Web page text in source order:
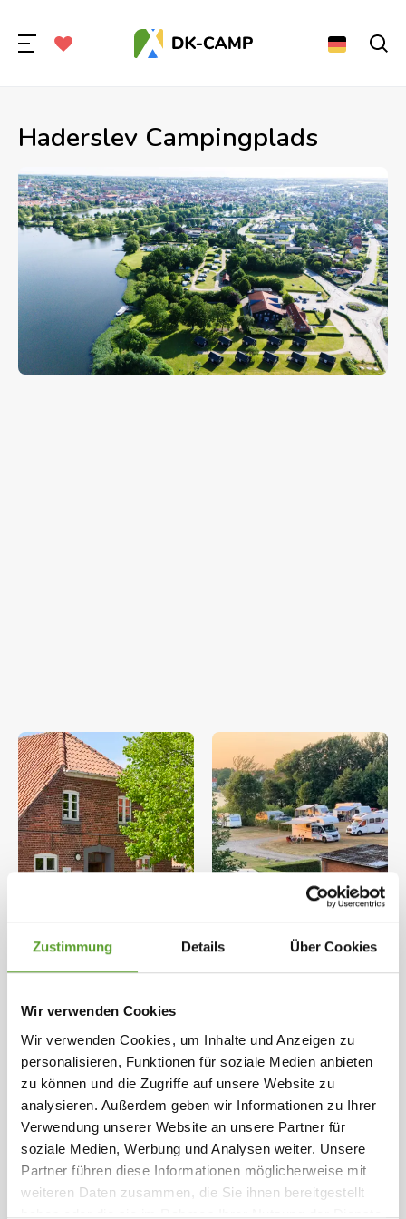
Zustimmung Details Über Cookies
Wir verwenden Cookies
Wir verwenden Cookies, um Inhalte und Anzeigen zu
personalisieren, Funktionen für soziale Medien anbieten
zu können und die Zugriffe auf unsere Website zu
analysieren. Außerdem geben wir Informationen zu Ihrer
Verwendung unserer Website an unsere Partner für
soziale Medien, Werbung und Analysen weiter. Unsere
Partner führen diese Informationen möglicherweise mit
weiteren Daten zusammen, die Sie ihnen bereitgestellt
haben oder die sie im Rahmen Ihrer Nutzung der Dienste
Haderslev Campingplads
Auf unserem Campingplatz können Sie einfach
vorbeikommen und einen Platz aussuchen. Wir
sind nur selten komplett ausgebucht.
Ideal für die Durchreise und gemütlich, wenn Sie
sowohl in der Nähe der Stadt als auch der Natur
sein möchten.
Karte und Kontaktinformation Gesamte Beschreibung